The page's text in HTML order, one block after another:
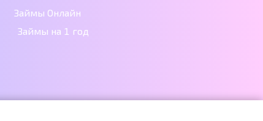
Займы Онлайн
Займы на 1 год